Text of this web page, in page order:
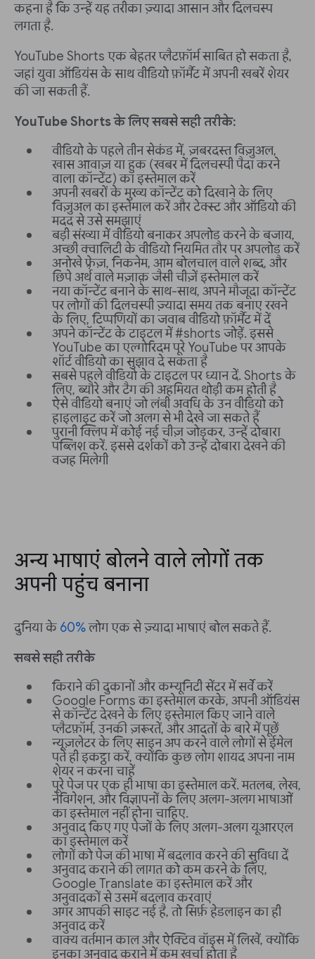
कहना है कि उन्हें यह तरीका ज़्यादा आसान और दिलचस्प
लगता है.
YouTube Shorts एक बेहतर प्लैटफ़ॉर्म साबित हो सकता है,
जहां युवा ऑडियंस के साथ वीडियो फ़ॉर्मैट में अपनी खबरें शेयर
की जा सकती हैं.
YouTube Shorts के लिए सबसे सही तरीके:
वीडियो के पहले तीन सेकंड में, ज़बरदस्त विज़ुअल,
खास आवाज़ या हुक (खबर में दिलचस्पी पैदा करने
वाला कॉन्टेंट) का इस्तेमाल करें
अपनी खबरों के मुख्य कॉन्टेंट को दिखाने के लिए
विज़ुअल का इस्तेमाल करें और टेक्स्ट और ऑडियो की
मदद से उसे समझाएं
बड़ी संख्या में वीडियो बनाकर अपलोड करने के बजाय,
अच्छी क्वालिटी के वीडियो नियमित तौर पर अपलोड करें
अनोखे फ़्रेज़, निकनेम, आम बोलचाल वाले शब्द, और
छिपे अर्थ वाले मज़ाक़ जैसी चीज़ें इस्तेमाल करें
नया कॉन्टेंट बनाने के साथ-साथ, अपने मौजूदा कॉन्टेंट
पर लोगों की दिलचस्पी ज़्यादा समय तक बनाए रखने
के लिए, टिप्पणियों का जवाब वीडियो फ़ॉर्मैट में दें
अपने कॉन्टेंट के टाइटल में #shorts जोड़ें. इससे
YouTube का एल्गोरिदम पूरे YouTube पर आपके
शॉर्ट वीडियो का सुझाव दे सकता है
सबसे पहले वीडियो के टाइटल पर ध्यान दें. Shorts के
लिए, ब्यौरे और टैग की अहमियत थोड़ी कम होती है
ऐसे वीडियो बनाएं जो लंबी अवधि के उन वीडियो को
हाइलाइट करें जो अलग से भी देखे जा सकते हैं
पुरानी क्लिप में कोई नई चीज़ जोड़कर, उन्हें दोबारा
पब्लिश करें. इससे दर्शकों को उन्हें दोबारा देखने की
वजह मिलेगी
अन्य भाषाएं बोलने वाले लोगों तक
अपनी पहुंच बनाना
दुनिया के 60%लोग एक से ज़्यादा भाषाएं बोल सकते हैं.
सबसे सही तरीके
किराने की दुकानों और कम्यूनिटी सेंटर में सर्वे करें
Google Forms का इस्तेमाल करके, अपनी ऑडियंस
से कॉन्टेंट देखने के लिए इस्तेमाल किए जाने वाले
प्लैटफ़ॉर्म, उनकी ज़रूरतें, और आदतों के बारे में पूछें
न्यूज़लेटर के लिए साइन अप करने वाले लोगों से ईमेल
पते ही इकट्ठा करें, क्योंकि कुछ लोग शायद अपना नाम
शेयर न करना चाहें
पूरे पेज पर एक ही भाषा का इस्तेमाल करें. मतलब, लेख,
नेविगेशन, और विज्ञापनों के लिए अलग-अलग भाषाओं
का इस्तेमाल नहीं होना चाहिए.
अनुवाद किए गए पेजों के लिए अलग-अलग यूआरएल
का इस्तेमाल करें
लोगों को पेज की भाषा में बदलाव करने की सुविधा दें
अनुवाद कराने की लागत को कम करने के लिए,
Google Translate का इस्तेमाल करें और
अनुवादकों से उसमें बदलाव करवाएं
अगर आपकी साइट नई है, तो सिर्फ़ हेडलाइन का ही
अनुवाद करें
वाक्य वर्तमान काल और ऐक्टिव वॉइस में लिखें, क्योंकि
इनका अनुवाद कराने में कम खर्चा होता है